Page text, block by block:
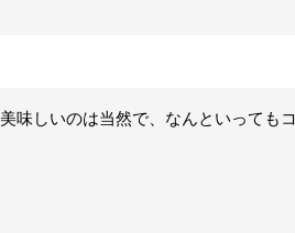
美味しいのは当然で、なんといっても